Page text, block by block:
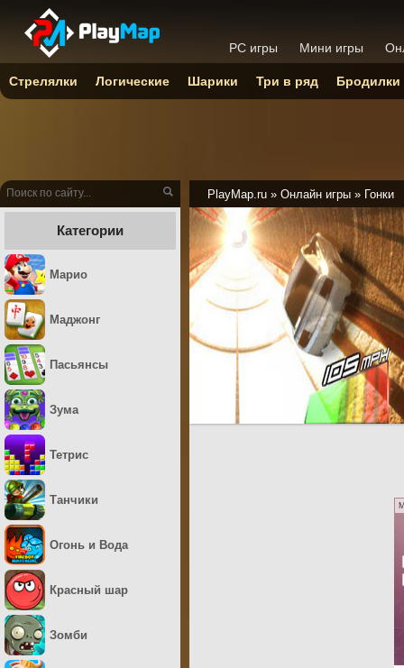
PlayMap.ru » Онлайн игры » Гонки
Категории
Марио
Маджонг
Пасьянсы
Зума
Тетрис
Танчики
Огонь и Вода
Красный шар
Зомби
PC игры Мини игры
Стрелялки Логические Шарики Три в ряд Бродилки